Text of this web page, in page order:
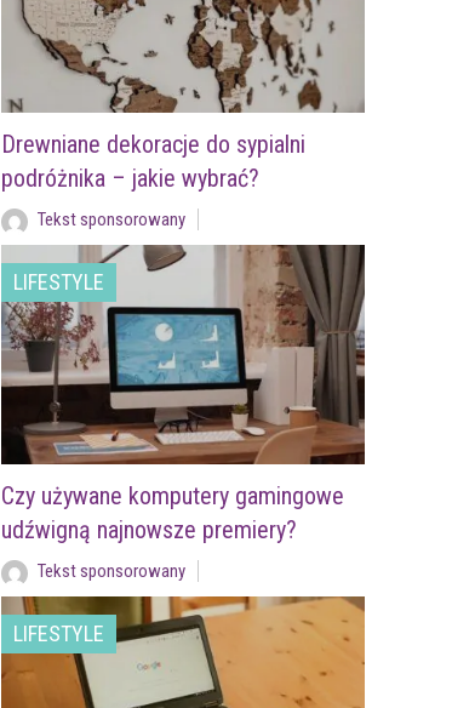
Drewniane dekoracje do sypialni
podróżnika – jakie wybrać?
Tekst sponsorowany
LIFESTYLE
Czy używane komputery gamingowe
udźwigną najnowsze premiery?
Tekst sponsorowany
LIFESTYLE